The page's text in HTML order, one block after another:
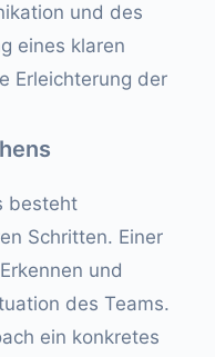
und des
eines klaren
Erleichterung der
besteht
Schritten. Einer
und
des Teams.
ein konkretes